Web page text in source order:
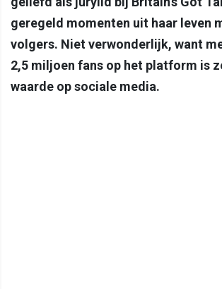
geregeld momenten uit haar leven
volgers. Niet verwonderlijk, want
2,5 miljoen fans op het platform is
waarde op sociale media.